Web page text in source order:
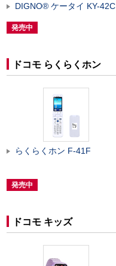
DIGNO® ケータイ KY-42C
発売中
ドコモ らくらくホン
らくらくホン F-41F
発売中
ドコモ キッズ